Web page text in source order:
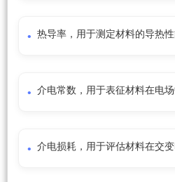
热导率，用于测定材料的导热
介电常数，用于表征材料在电
介电损耗，用于评估材料在交